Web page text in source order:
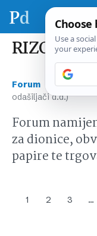
RIZO
Forum Tržište
odašiljači d.d.)
Forum
za dionice,
papire te
1 2 3 …